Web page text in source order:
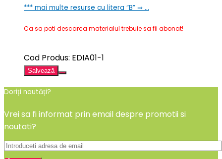
*** mai multe resurse cu litera “B” ⇒ …
Ca sa poti descarca materialul trebuie sa fii abonat!
Cod Produs: EDIA01-1
Salvează
Doriți noutăți?
Vrei sa fi informat prin email despre promotii si
noutati?